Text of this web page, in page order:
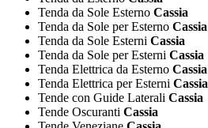
Tenda da Sole Esterno Cassia
Tenda da Sole per Esterno Cassia
Tenda da Sole Esterni Cassia
Tenda da Sole per Esterni Cassia
Tenda Elettrica da Esterno Cassia
Tenda Elettrica per Esterni Cassia
Tende con Guide Laterali Cassia
Tende Oscuranti Cassia